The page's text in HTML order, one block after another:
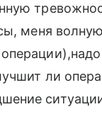
меня
ли